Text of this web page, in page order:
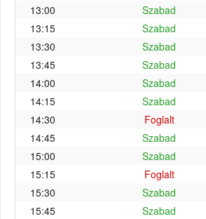
13:00
Szabad
13:15
Szabad
13:30
Szabad
13:45
Szabad
14:00
Szabad
14:15
Szabad
14:30
Foglalt
14:45
Szabad
15:00
Szabad
15:15
Foglalt
15:30
Szabad
15:45
Szabad